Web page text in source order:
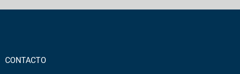
CONTACTO